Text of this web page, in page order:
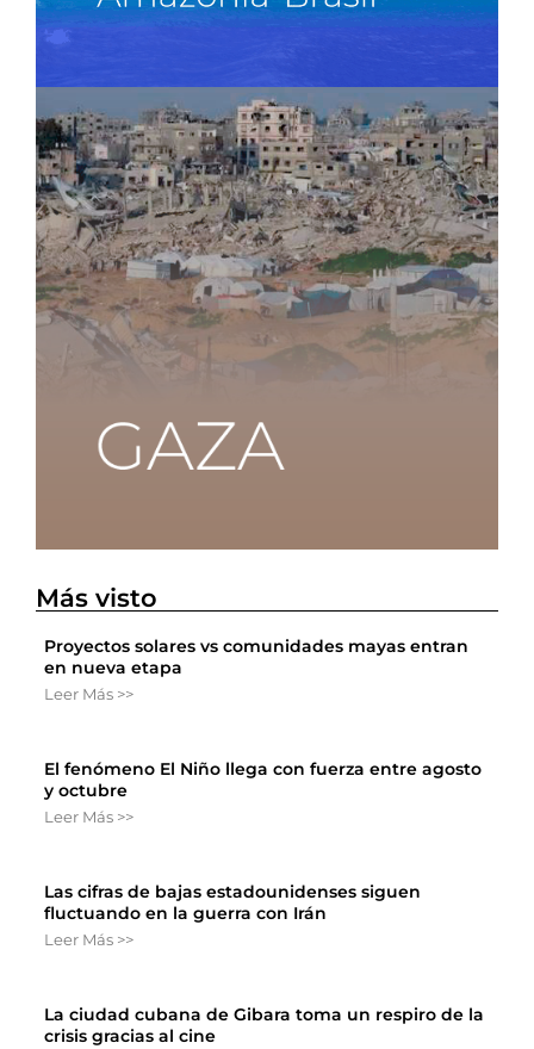
Más visto
Proyectos solares vs comunidades mayas entran
en nueva etapa
Leer Más >>
El fenómeno El Niño llega con fuerza entre agosto
y octubre
Leer Más >>
Las cifras de bajas estadounidenses siguen
fluctuando en la guerra con Irán
Leer Más >>
La ciudad cubana de Gibara toma un respiro de la
crisis gracias al cine